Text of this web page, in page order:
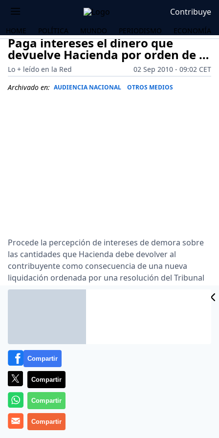
Contribuye
HOME POLÍTICA MUNDO PERIODISMO ECONOMÍA
Paga intereses el dinero que
devuelve Hacienda por orden de …
Lo + leído en la Red
02 Sep 2010 - 09:02 CET
Archivado en: AUDIENCIA NACIONAL OTROS MEDIOS
Procede la percepción de intereses de demora sobre
las cantidades que Hacienda debe devolver al
contribuyente como consecuencia de una nueva
liquidación ordenada por una resolución del Tribunal
Económico-Administrativo Central (TEAC), según se
Administración (artículos 9 …
Lea el artículo completo en
Compartir
Compartir
Compartir
Compartir